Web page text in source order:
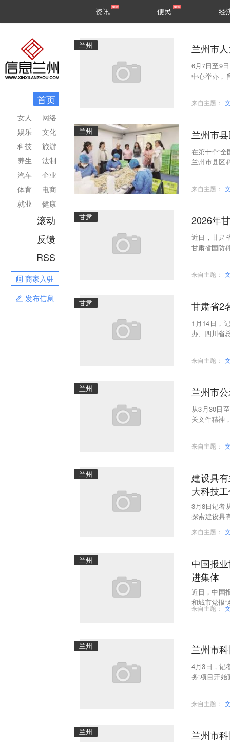
区县
资讯 便民 经
首页
网络
文化
旅游
法制
企业
电商
健康
女人
娱乐
科技
养生
汽车
体育
就业
滚动
反馈
RSS
商家入驻
发布信息
兰州 兰州市
6月7日至9
中心举办，
来自主题：
兰州 兰州市
在第十个“全
兰州市县区
来自主题：
甘肃 2026年
近日，甘肃
甘肃省国防
来自主题：
甘肃 甘肃省2
1月14日，
办、四川省
来自主题：
兰州 兰州市
从3月30日
关文件精神
来自主题：
兰州
建设具
大科技
3月8日记者
探索建设具
来自主题：
兰州
中国报
进集体
近日，中国
和城市党报
社记者跑腿
来自主题：
兰州 兰州市
4月3日，记
务”项目开
来自主题：
兰州 兰州市